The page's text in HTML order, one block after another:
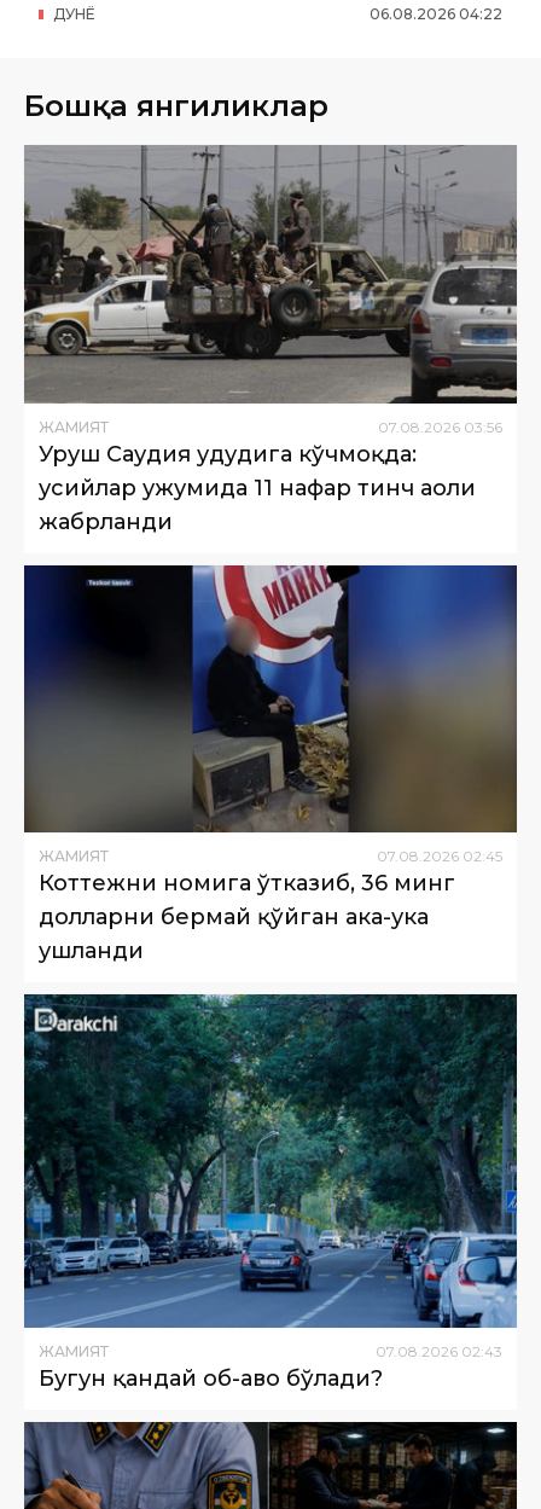
06.08.2026 04:22
ДУНË
Бошқа янгиликлар
ЖАМИЯТ 07.08.2026 03:56
Уруш Саудия ҳудудига кўчмоқда:
ҳусийлар ҳужумида 11 нафар тинч аҳоли
жабрланди
ЖАМИЯТ 07 08 2026 02:45
Коттежни номига ўтказиб, 36 минг
долларни бермай қўйган ака-ука
ушланди
ЖАМИЯТ 07 08 2026 02:43
Бугун қандай об-ҳаво бўлади?